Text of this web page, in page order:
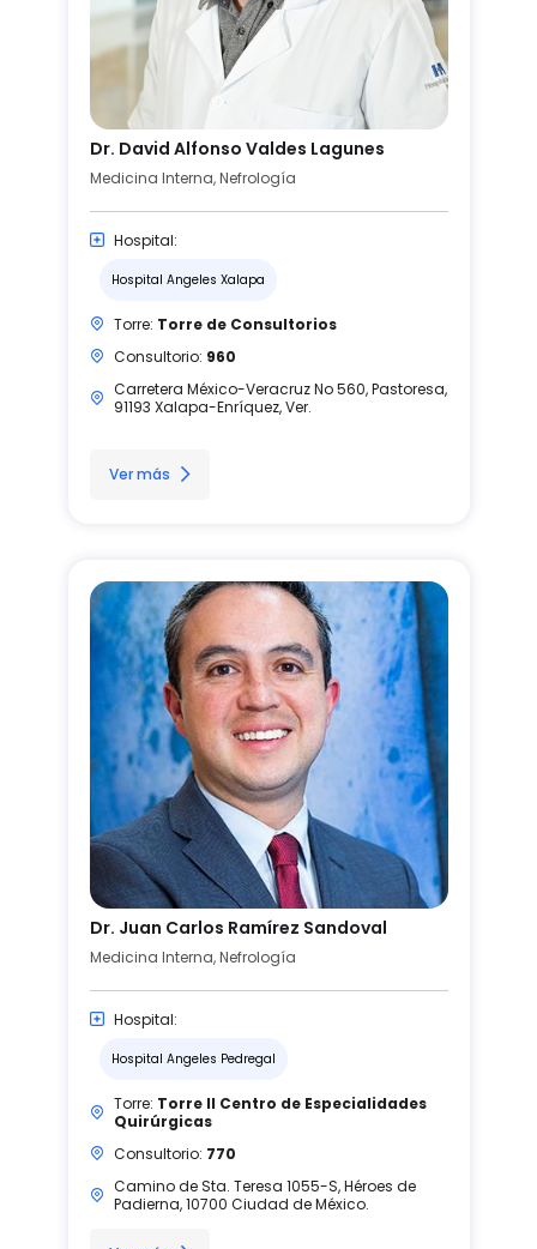
Dr. David Alfonso Valdes Lagunes
Medicina Interna, Nefrología
Hospital:
Hospital Angeles Xalapa
Torre: Torre de Consultorios
Consultorio: 960
Carretera México-Veracruz No 560, Pastoresa,
91193 Xalapa-Enríquez, Ver.
Ver más
Dr. Juan Carlos Ramírez Sandoval
Medicina Interna, Nefrología
Hospital:
Hospital Angeles Pedregal
Torre: Torre II Centro de Especialidades
Quirúrgicas
Consultorio: 770
Camino de Sta. Teresa 1055-S, Héroes de
Padierna, 10700 Ciudad de México.